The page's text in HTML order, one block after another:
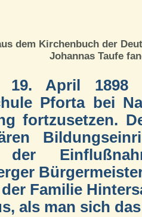
dem Kirchenbuch der
Johannas Taufe
April 1898
Pforta bei
fortzusetzen.
der
der Familie
als man sich